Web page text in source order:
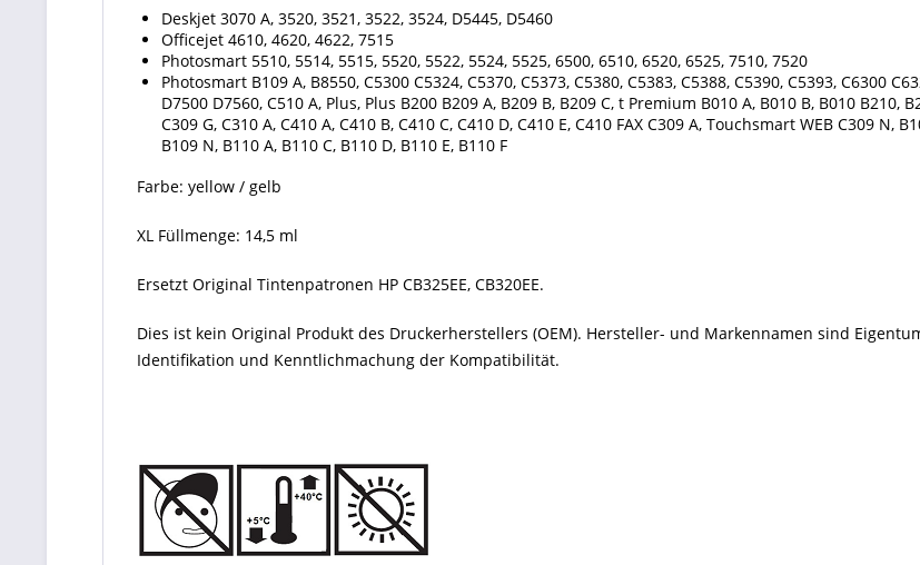
Deskjet 3070 A, 3520, 3521, 3522, 3524, D5445, D5460
Officejet 4610, 4620, 4622, 7515
Photosmart 5510, 5514, 5515, 5520, 5522, 5524, 5525, 6500, 6510, 6520, 6525, 7510, 7520
Photosmart B109 A, B8550, C5300 C5324, C5370, C5373, C5380, C5383, C5388, C5390, C5393, C6300
D7500 D7560, C510 A, Plus, Plus B200 B209 A, B209 B, B209 C, t Premium B010 A, B010 B, B010 B210,
C309 G, C310 A, C410 A, C410 B, C410 C, C410 D, C410 E, C410 FAX C309 A, Touchsmart WEB C309 N,
B109 N, B110 A, B110 C, B110 D, B110 E, B110 F
Farbe: yellow / gelb
XL Füllmenge: 14,5 ml
Ersetzt Original Tintenpatronen HP CB325EE, CB320EE.
Dies ist kein Original Produkt des Druckerherstellers (OEM). Hersteller- und Markennamen sind
Identifikation und Kenntlichmachung der Kompatibilität.